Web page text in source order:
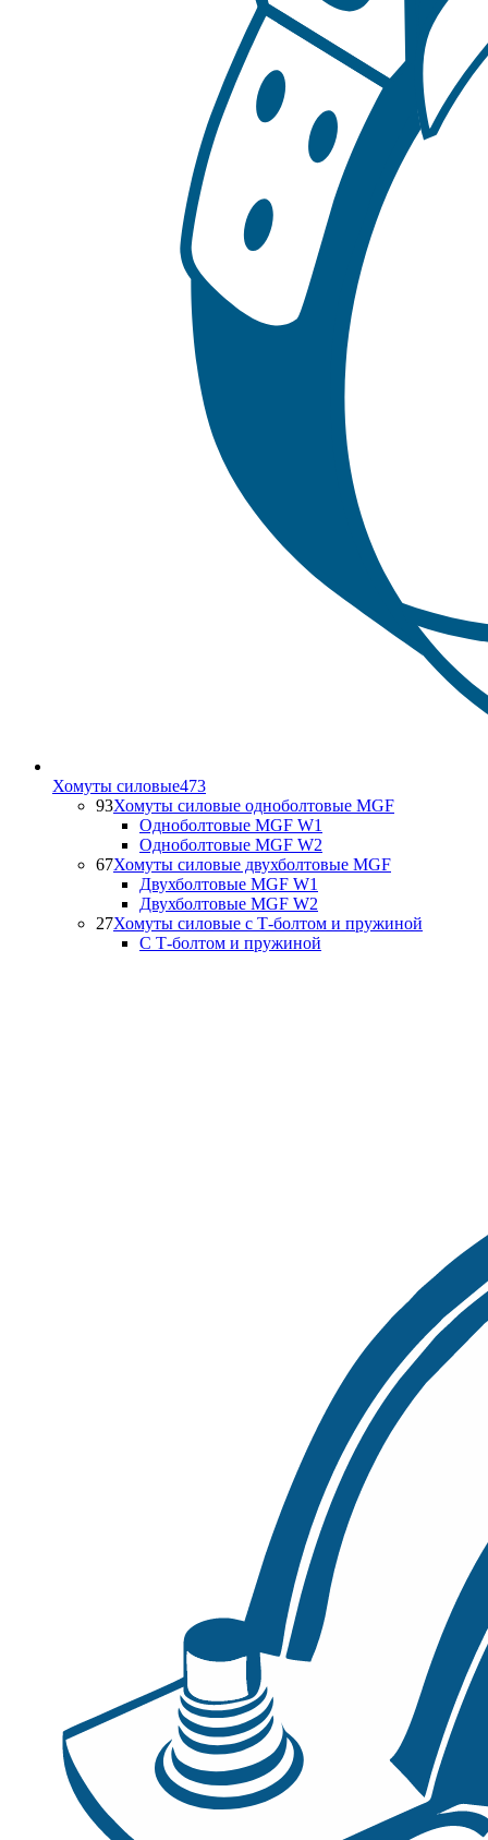
Хомуты силовые473
93Хомуты силовые одноболтовые MGF
Одноболтовые MGF W1
Одноболтовые MGF W2
67Хомуты силовые двухболтовые MGF
Двухболтовые MGF W1
Двухболтовые MGF W2
27Хомуты силовые с Т-болтом и пружиной
С Т-болтом и пружиной